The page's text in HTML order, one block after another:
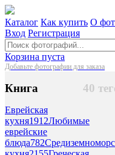
Каталог Как купить О
Вход Регистрация
Корзина пуста
Добавьте фотографии для заказа
40
Книга
Еврейская
кухня1912Любимые
еврейские
блюда782